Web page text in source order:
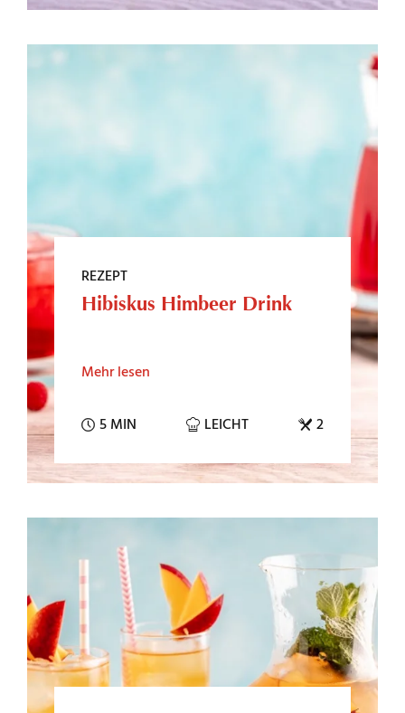
REZEPT
Hibiskus Himbeer Drink
Mehr lesen
5 MIN LEICHT 2